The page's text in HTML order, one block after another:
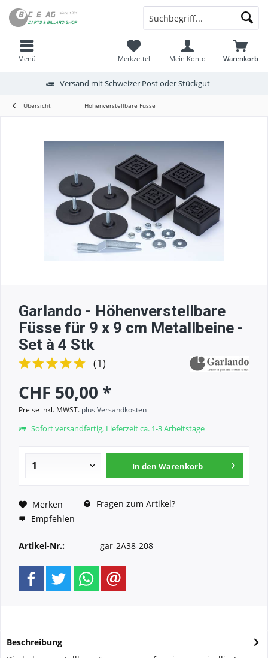
Menü Warenkorb
Merkzettel Mein Konto
Versand mit Schweizer Post oder Stückgut
Übersicht Höhenverstellbare Füsse
Garlando - Höhenverstellbare
Füsse für 9 x 9 cm Metallbeine -
Set à 4 Stk
(1)
CHF 50,00 *
Preise inkl. MWST. plus Versandkosten
Sofort versandfertig, Lieferzeit ca. 1-3 Arbeitstage
In den Warenkorb
Merken
Fragen zum Artikel?
Empfehlen
Artikel-Nr.: gar-2A38-208
Beschreibung